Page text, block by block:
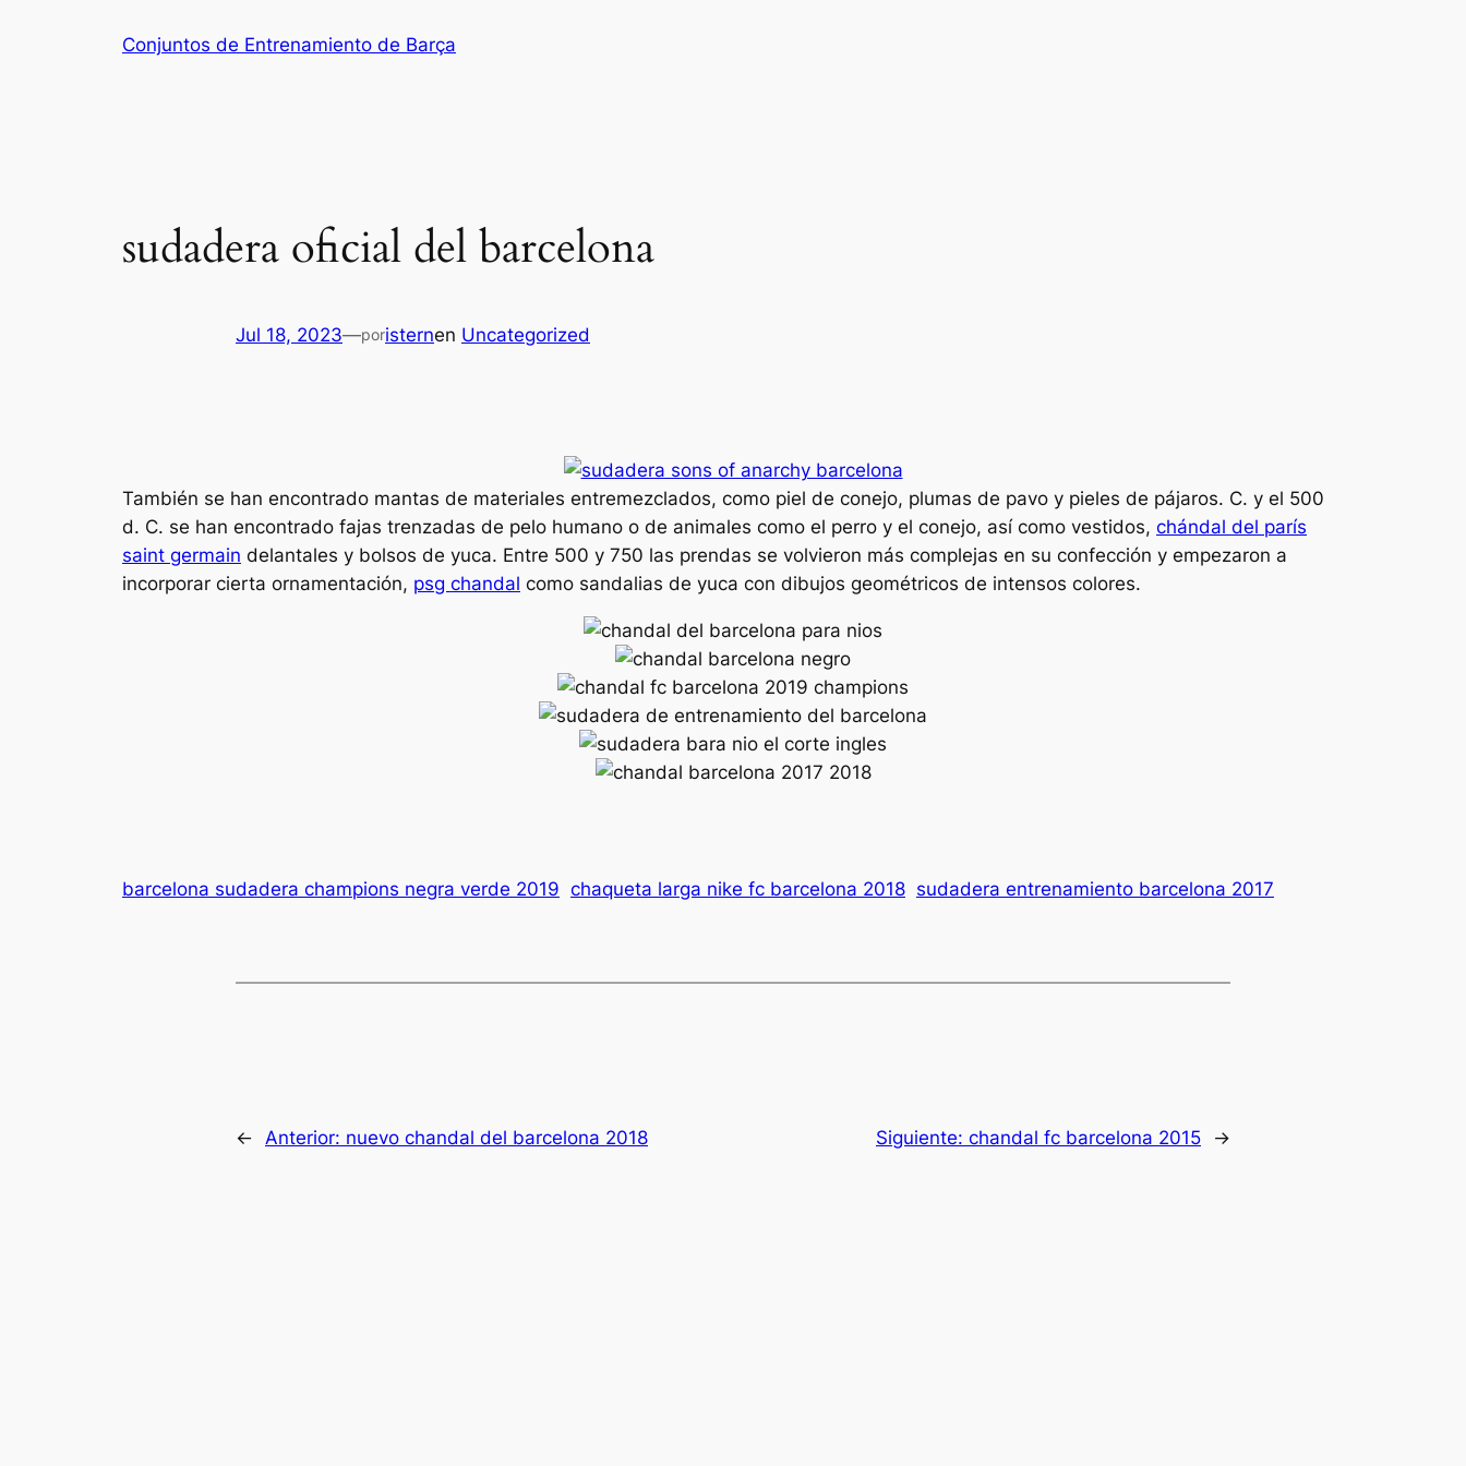
Conjuntos de Entrenamiento de Barça
sudadera oficial del barcelona
Jul 18, 2023—poristernen Uncategorized
También se han encontrado mantas de materiales entremezclados, como piel de conejo, plumas de pavo y pieles de pájaros. C. y el 500
d. C. se han encontrado fajas trenzadas de pelo humano o de animales como el perro y el conejo, así como vestidos, chándal del parís
saint germain delantales y bolsos de yuca. Entre 500 y 750 las prendas se volvieron más complejas en su confección y empezaron a
incorporar cierta ornamentación, psg chandal como sandalias de yuca con dibujos geométricos de intensos colores.
barcelona sudadera champions negra verde 2019 chaqueta larga nike fc barcelona 2018 sudadera entrenamiento barcelona 2017
← Anterior: nuevo chandal del barcelona 2018 Siguiente: chandal fc barcelona 2015 →